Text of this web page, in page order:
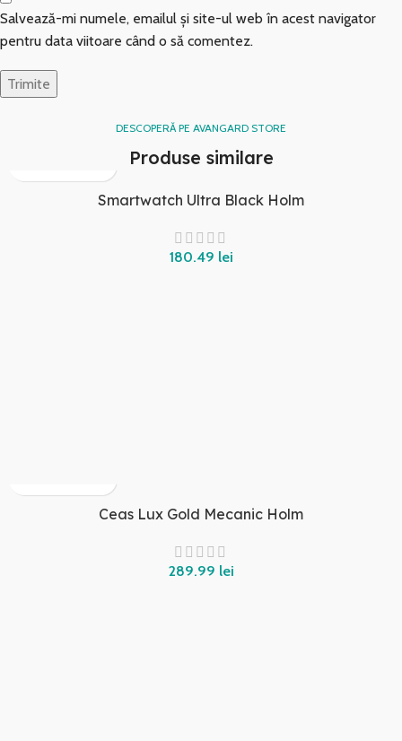
Salvează-mi numele, emailul și site-ul web în acest navigator
pentru data viitoare când o să comentez.
DESCOPERĂ PE AVANGARD STORE
Produse similare
Smartwatch Ultra Black Holm
lei
Ceas Lux Gold Mecanic Holm
lei